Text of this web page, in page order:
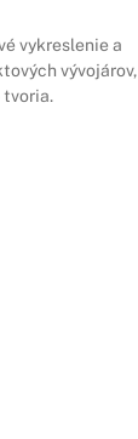
vykreslenie a
vývojárov,